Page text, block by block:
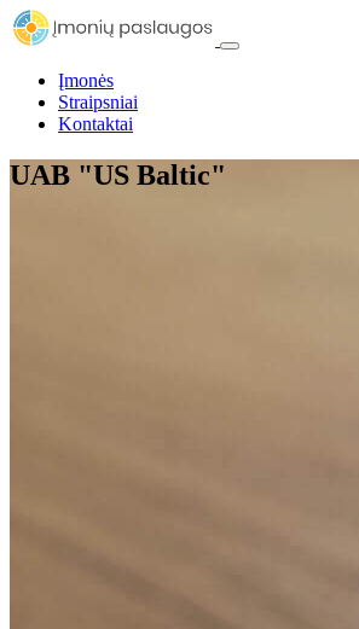
Įmonės
Straipsniai
Kontaktai
UAB "US Baltic"